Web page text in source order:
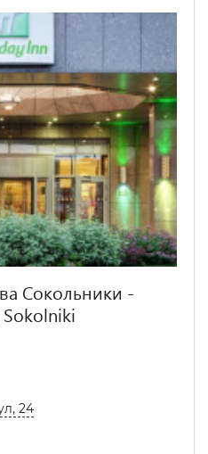
Сокольники -
24